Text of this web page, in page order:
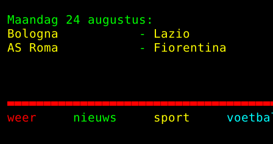
Maandag 24
Bologna
-
AS Roma
-
weer
nieuws sport